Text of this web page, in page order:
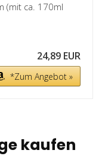
(mit ca. 170ml
24,89 EUR
*Zum Angebot »
kaufen